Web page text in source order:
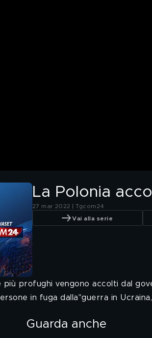
La Polonia
27 mar 2022 | Tgcom24
Vai alla serie
più profughi vengono accolti dal
in fuga dalla"guerra in
Guarda anche